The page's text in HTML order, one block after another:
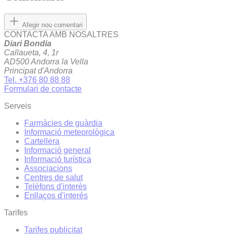
Afegir nou comentari
CONTACTA AMB NOSALTRES
Diari Bondia
Callaueta, 4, 1r
AD500 Andorra la Vella
Principat d'Andorra
Tel. +376 80 88 88
Formulari de contacte
Serveis
Farmàcies de guàrdia
Informació meteorològica
Cartellera
Informació general
Informació turística
Associacions
Centres de salut
Telèfons d'interès
Enllaços d'interés
Tarifes
Tarifes publicitat